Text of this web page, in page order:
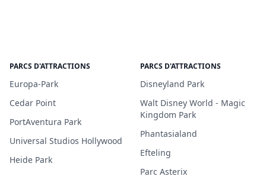
PARCS D'ATTRACTIONS
Europa-Park
Cedar Point
PortAventura Park
Universal Studios Hollywood
Heide Park
PARCS D'ATTRACTIONS
Disneyland Park
Walt Disney World - Magic
Kingdom Park
Phantasialand
Efteling
Parc Asterix